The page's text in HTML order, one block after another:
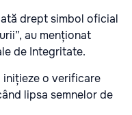
drept simbol oficial
au menționat
de Integritate.
inițieze o verificare
lipsa semnelor de